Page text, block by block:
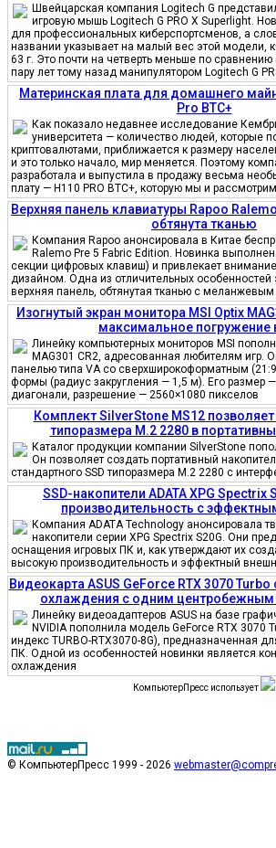
Швейцарская компания Logitech G
игровую мышь Logitech G PRO X Superlight.
для профессиональных киберспортсменов, а
названии указывает на малый вес этой модели,
63 г. Это почти на четверть меньше по
пару лет тому назад манипулятором Logitech G
Материнская плата для домашнего
Pro BTC+
Как показало недавнее исследование
университета — количество людей, которые
криптовалютами, приближается к размеру
и это только начало, мир меняется. Поэтому
разработала и выпустила в продажу весьма
плату — H110 PRO BTC+, которую мы и
Верхняя панель клавиатуры Rapoo
обтянута тканью
Компания Rapoo анонсировала в Китае
Ralemo Pre 5 Fabric Edition. Новинка
секции цифровых клавиш) и привлекает
дизайном. Одна из отличительных
верхняя панель, обтянутая тканью с
Изогнутый экран монитора MSI Optix
максимальное погружение
Линейку компьютерных мониторов MSI
MAG301 CR2, адресованная любителям игр.
панелью типа VA со сверхширокоформатным
формы (радиус закругления — 1,5 м). Его размер
диагонали, разрешение — 2560×1080 пикселов
Комплект SilverStone MS12 позволяет
типоразмера M.2 2280 в
Каталог продукции компании SilverStone
Он позволяет создать портативный
стандартного SSD типоразмера M.2 2280 с
SSD-накопители ADATA XPG Spectrix
производительность с
Компания ADATA Technology анонсировала
накопители серии XPG Spectrix S20G. Они
оснащения игровых ПК и, как утверждают их
высокую производительность и эффектный
Видеокарта ASUS GeForce RTX 3070
охлаждения с одним центробежным
Линейку видеоадаптеров ASUS на базе
NVIDIA пополнила модель GeForce RTX 3070
индекс TURBO-RTX3070-8G), предназначенная
ПК. Одной из особенностей новинки является
охлаждения
КомпьютерПресс использует
© КомпьютерПресс 1999 - 2026